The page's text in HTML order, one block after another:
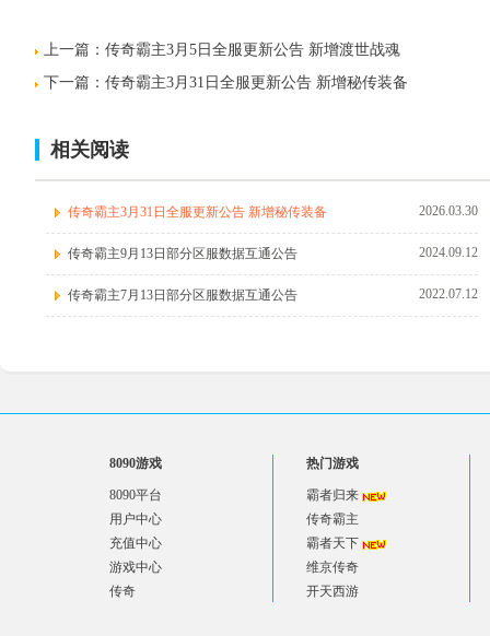
上一篇： 传奇霸主3月5日全服更新公告 新增渡世战魂
下一篇： 传奇霸主3月31日全服更新公告 新增秘传装备
相关阅读
传奇霸主3月31日全服更新公告 新增秘传装备 2026.03.30
传奇霸主9月13日部分区服数据互通公告 2024.09.12
传奇霸主7月13日部分区服数据互通公告 2022.07.12
8090游戏
8090平台
用户中心
充值中心
游戏中心
传奇
热门游戏
霸者归来
传奇霸主
霸者天下
维京传奇
开天西游